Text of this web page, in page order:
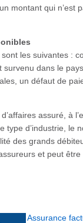
montant qui
les suivantes :
dans le
un défaut de
assuré, à
type d’industrie,
des grands
et peut
Assurance